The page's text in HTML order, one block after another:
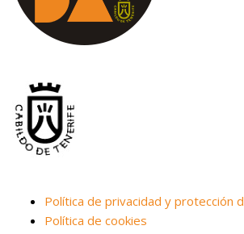
Política de privacidad y protección
Política de cookies